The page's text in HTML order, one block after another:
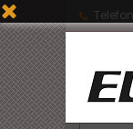
Telefon: